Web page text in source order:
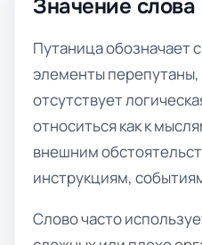
Значение слова
Путаница обозначает
элементы
отсутствует
относиться как к
внешним
инструкциям,
Слово часто